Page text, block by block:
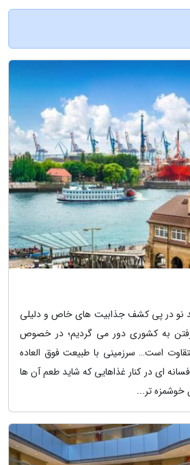
نو در پی کشف جذابیت های خاص و دلیلی
رفتن به کشوری دور می گردیم؛ در خصوص
است… سرزمینی با طبیعت فوق العاده
ای در کنار غذاهایی که شاید طعم آن ها
خوشمزه تر...